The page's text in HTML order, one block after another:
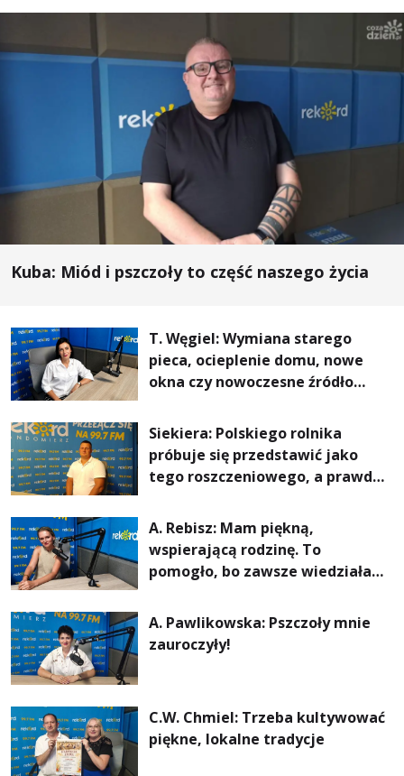
Kuba: Miód i pszczoły to część naszego życia
T. Węgiel: Wymiana starego
pieca, ocieplenie domu, nowe
okna czy nowoczesne źródło
rachunki za energię, lepszy
komfort życia i... czystsze
powietrze
Siekiera: Polskiego rolnika
próbuje się przedstawić jako
tego roszczeniowego, a prawda
A. Rebisz: Mam piękną,
wspierającą rodzinę. To
pomogło, bo zawsze wiedziałam,
najważniejsza
A. Pawlikowska: Pszczoły mnie
zauroczyły!
C.W. Chmiel: Trzeba kultywować
piękne, lokalne tradycje